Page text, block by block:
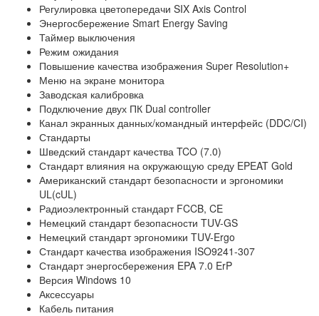
Регулировка цветопередачи SIX Axis Control
Энергосбережение Smart Energy Saving
Таймер выключения
Режим ожидания
Повышение качества изображения Super Resolution+
Меню на экране монитора
Заводская калибровка
Подключение двух ПК Dual controller
Канал экранных данных/командный интерфейс (DDC/CI)
Стандарты
Шведский стандарт качества TCO (7.0)
Стандарт влияния на окружающую среду EPEAT Gold
Американский стандарт безопасности и эргономики
UL(cUL)
Радиоэлектронный стандарт FCCB, CE
Немецкий стандарт безопасности TUV-GS
Немецкий стандарт эргономики TUV-Ergo
Стандарт качества изображения ISO9241-307
Стандарт энергосбережения EPA 7.0 ErP
Версия Windows 10
Аксессуары
Кабель питания